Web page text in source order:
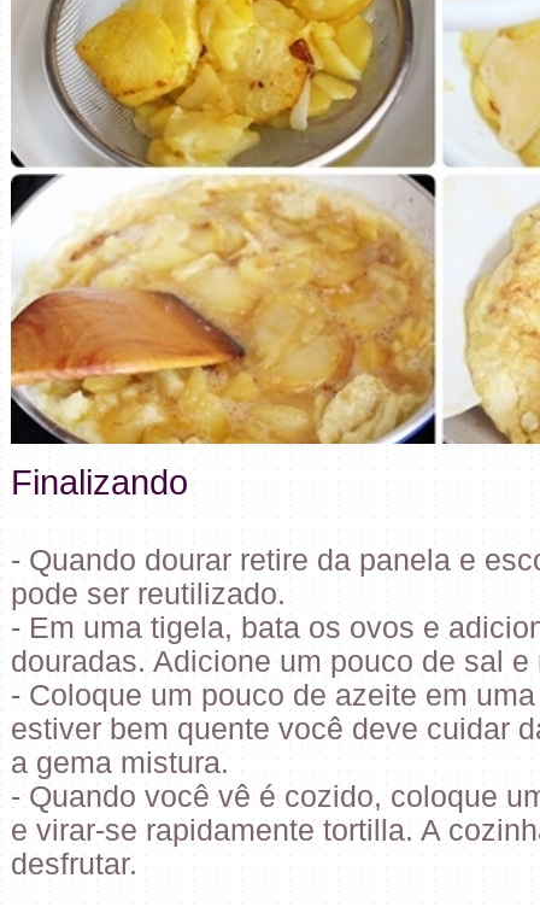
Finalizando
- Quando dourar retire da panela e
pode ser reutilizado.
- Em uma tigela, bata os ovos e
douradas. Adicione um pouco de sal e
- Coloque um pouco de azeite em
estiver bem quente você deve cuidar
a gema mistura.
- Quando você vê é cozido, coloque
e virar-se rapidamente tortilla. A
desfrutar.